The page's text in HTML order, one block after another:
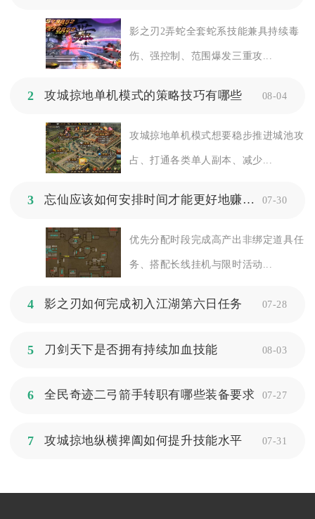
影之刃2弄蛇全套蛇系技能兼具持续毒
伤、强控制、范围爆发三重攻...
2 攻城掠地单机模式的策略技巧有哪些 08-04
攻城掠地单机模式想要稳步推进城池攻
占、打通各类单人副本、减少...
3 忘仙应该如何安排时间才能更好地赚取rnb 07-30
优先分配时段完成高产出非绑定道具任
务、搭配长线挂机与限时活动...
4 影之刃如何完成初入江湖第六日任务 07-28
5 刀剑天下是否拥有持续加血技能 08-03
6 全民奇迹二弓箭手转职有哪些装备要求 07-27
7 攻城掠地纵横捭阖如何提升技能水平 07-31